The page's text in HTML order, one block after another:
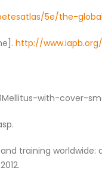
5e/the-
http://
with-cover-
training worldwide: